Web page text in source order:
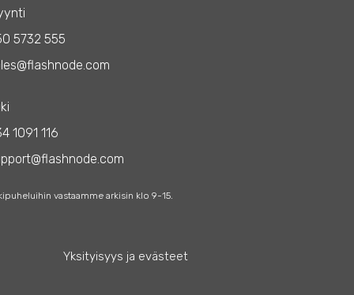
5732 555
1091 116
vastaamme arkisin klo 9-15.
Yksityisyys ja evästeet